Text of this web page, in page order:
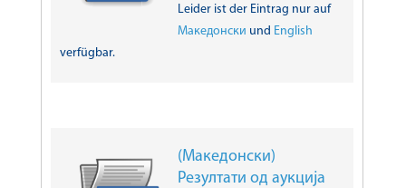
Leider ist der Eintrag nur auf
Македонски und English
verfügbar.
(Македонски)
Резултати од аукција